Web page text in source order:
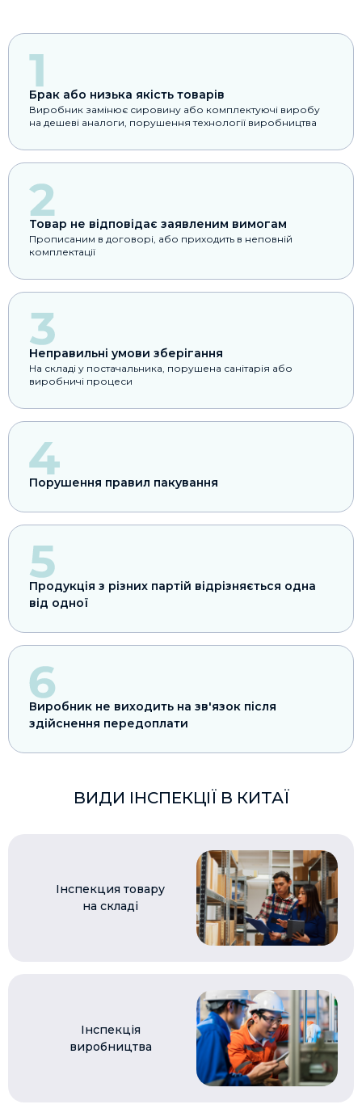
Брак або низька якість товарів
Виробник замінює сировину або комплектуючі виробу
на дешеві аналоги, порушення технології виробництва
Товар не відповідає заявленим вимогам
Прописаним в договорі, або приходить в неповній
комплектації
Неправильні умови зберігання
На складі у постачальника, порушена санітарія або
виробничі процеси
Порушення правил пакування
Продукція з різних партій відрізняється одна
від одної
Виробник не виходить на зв'язок після
здійснення передоплати
ВИДИ ІНСПЕКЦІЇ В КИТАЇ
Інспекция товару
на складі
Інспекція
виробництва